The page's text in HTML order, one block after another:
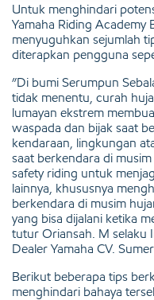
Untuk menghindari
Yamaha Riding Academy
menyuguhkan sejumlah
diterapkan pengguna
”Di bumi Serumpun
tidak menentu, curah
lumayan ekstrem
waspada dan bijak saat
kendaraan, lingkungan
saat berkendara di
safety riding untuk
lainnya, khususnya
berkendara di musim
yang bisa dijalani ketika
tutur Oriansah. M selaku
Dealer Yamaha CV.
Berikut beberapa tips
menghindari bahaya